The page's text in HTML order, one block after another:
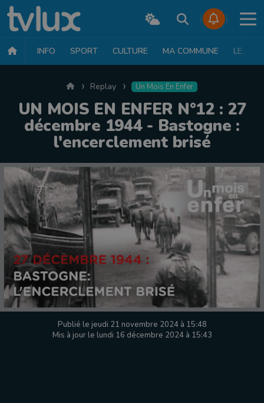
INFO SPORT CULTURE MA COMMUNE LE JT
AccueilReplay Un Mois En Enfer
UN MOIS EN ENFER N°12 : 27
décembre 1944 - Bastogne :
l'encerclement brisé
Publié le jeudi 21 novembre 2024 à 15:48
Mis à jour le lundi 16 décembre 2024 à 15:43